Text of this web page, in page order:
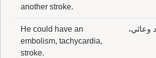
another stroke.
وعائي،
He could have an
embolism, tachycardia,
stroke.